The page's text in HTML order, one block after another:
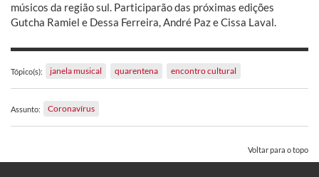
músicos da região sul. Participarão das próximas edições
Gutcha Ramiel e Dessa Ferreira, André Paz e Cissa Laval.
Tópico(s): janela musical quarentena encontro cultural
Assunto: Coronavírus
Voltar para o topo